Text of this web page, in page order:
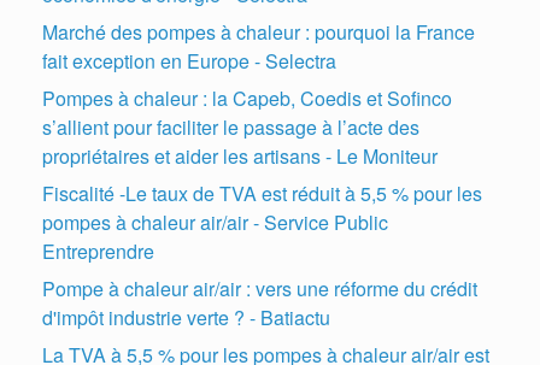
Marché des pompes à chaleur : pourquoi la France
fait exception en Europe - Selectra
Pompes à chaleur : la Capeb, Coedis et Sofinco
s’allient pour faciliter le passage à l’acte des
propriétaires et aider les artisans - Le Moniteur
Fiscalité -Le taux de TVA est réduit à 5,5 % pour les
pompes à chaleur air/air - Service Public
Entreprendre
Pompe à chaleur air/air : vers une réforme du crédit
d'impôt industrie verte ? - Batiactu
La TVA à 5,5 % pour les pompes à chaleur air/air est